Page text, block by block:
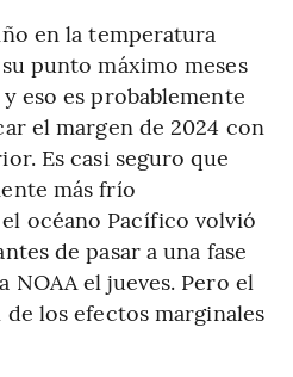
en la temperatura
punto máximo meses
eso es probablemente
el margen de 2024 con
Es casi seguro que
más frío
océano Pacífico volvió
de pasar a una fase
NOAA el jueves. Pero el
los efectos marginales